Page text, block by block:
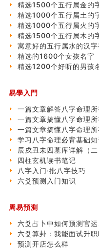
精选1500个五行属金的
精选1000个五行属土的
精选1000个五行属火的
精选1500个五行属木的
寓意好的五行属水的汉
精选的1600个女孩名字
精选1200个好听的男孩
易學入門
一篇文章解答八字命理
一篇文章搞懂八字命理所
一篇文章搞懂八字命理所
学习八字命理必背基础知
辰戌丑未四墓库详解（二
四柱玄机读书笔记
八字入门·批八字技巧
六爻预测入门知识
周易預測
六爻占卜中如何预测官运
六爻算卦：我能面试升职
预测开店怎么样